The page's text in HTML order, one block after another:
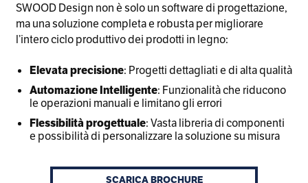
SWOOD Design non è solo un software di progettazione,
ma una soluzione completa e robusta per migliorare
l’intero ciclo produttivo dei prodotti in legno:
Elevata precisione: Progetti dettagliati e di alta qualità
Automazione Intelligente: Funzionalità che riducono
le operazioni manuali e limitano gli errori
Flessibilità progettuale: Vasta libreria di componenti
e possibilità di personalizzare la soluzione su misura
SCARICA BROCHURE